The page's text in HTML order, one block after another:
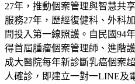
27年，推動個案管理與智慧共
服務27年，歷經復健科、外科
間投入第一線照護。自民國94
得首屆腫瘤個案管理師、進階
成大醫院每年新診斷乳癌個案
人確診，即建立一對一LINE及